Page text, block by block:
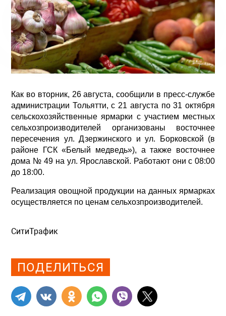
Как во вторник, 26 августа, сообщили в пресс-службе
администрации Тольятти, с 21 августа по 31 октября
сельскохозяйственные ярмарки с участием местных
сельхозпроизводителей организованы восточнее
пересечения ул. Дзержинского и ул. Борковской (в
районе ГСК «Белый медведь»), а также восточнее
дома № 49 на ул. Ярославской. Работают они с 08:00
до 18:00.
Реализация овощной продукции на данных ярмарках
осуществляется по ценам сельхозпроизводителей.
СитиТрафик
ПОДЕЛИТЬСЯ